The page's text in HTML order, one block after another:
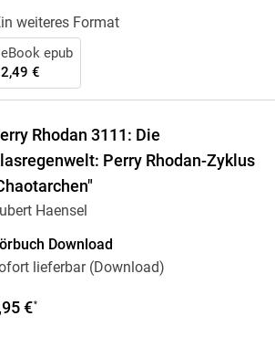
weiteres Format
eBook epub
2,49 €
Rhodan 3111: Die
Perry Rhodan-Zyklus
Haensel
Download
lieferbar (Download)
€*